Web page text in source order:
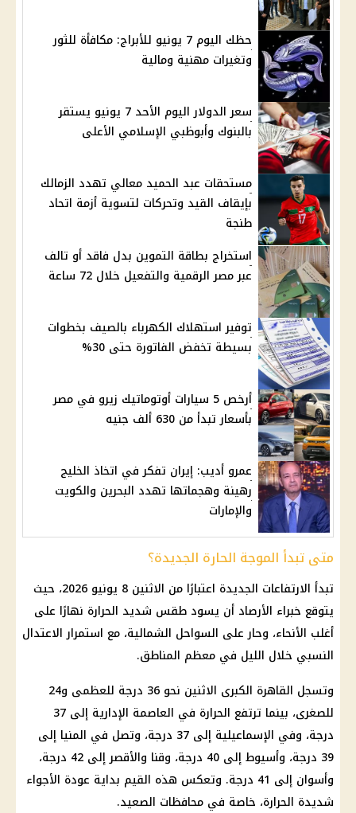
حظك اليوم 7 يونيو للأبراج: مكافأة للثور
وتغيرات مهنية ومالية
سعر الدولار اليوم الأحد 7 يونيو يستقر
بالبنوك وأبوظبي الإسلامي الأعلى
مستحقات عبد الحميد معالي تهدد الزمالك
بإيقاف القيد وتحركات لتسوية أزمة اتحاد
طنجة
استخراج بطاقة التموين بدل فاقد أو تالف
عبر مصر الرقمية والتفعيل خلال 72 ساعة
توفير استهلاك الكهرباء بالصيف بخطوات
بسيطة تخفض الفاتورة حتى 30%
أرخص 5 سيارات أوتوماتيك زيرو في مصر
بأسعار تبدأ من 630 ألف جنيه
عمرو أديب: إيران تفكر في اتخاذ الخليج
رهينة وهجماتها تهدد البحرين والكويت
والإمارات
متى تبدأ الموجة الحارة الجديدة؟
تبدأ الارتفاعات الجديدة اعتبارًا من الاثنين 8 يونيو 2026، حيث
يتوقع خبراء الأرصاد أن يسود طقس شديد الحرارة نهارًا على
أغلب الأنحاء، وحار على السواحل الشمالية، مع استمرار الاعتدال
النسبي خلال الليل في معظم المناطق.
وتسجل القاهرة الكبرى الاثنين نحو 36 درجة للعظمى و24
للصغرى، بينما ترتفع الحرارة في العاصمة الإدارية إلى 37
درجة، وفي الإسماعيلية إلى 37 درجة، وتصل في المنيا إلى
39 درجة، وأسيوط إلى 40 درجة، وقنا والأقصر إلى 42 درجة،
وأسوان إلى 41 درجة. وتعكس هذه القيم بداية عودة الأجواء
شديدة الحرارة، خاصة في محافظات الصعيد.